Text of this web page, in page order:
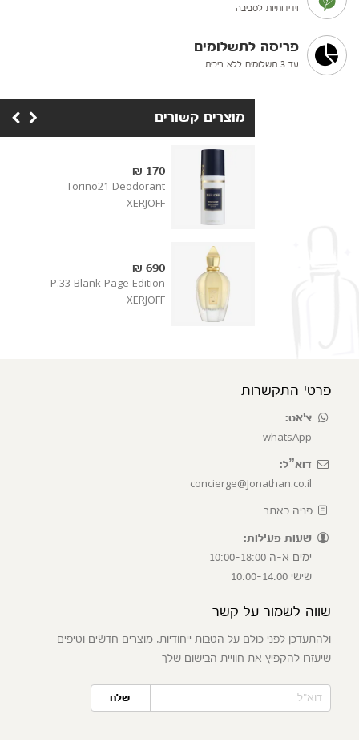
וידידותיות לסביבה
פריסה לתשלומים
עד 3 תשלומים ללא ריבית
מוצרים קשורים
170 ₪
Torino21 Deodorant
XERJOFF
690 ₪
P.33 Blank Page Edition
XERJOFF
פרטי התקשרות
צ'אט:
whatsApp
דוא”ל:
concierge@Jonathan.co.il
פניה באתר
שעות פעילות:
ימים א-ה 10:00-18:00
שישי 10:00-14:00
שווה לשמור על קשר
ולהתעדכן לפני כולם על הטבות ייחודיות, מוצרים חדשים וטיפים
שיעזרו להקפיץ את חוויית הבישום שלך
שלח